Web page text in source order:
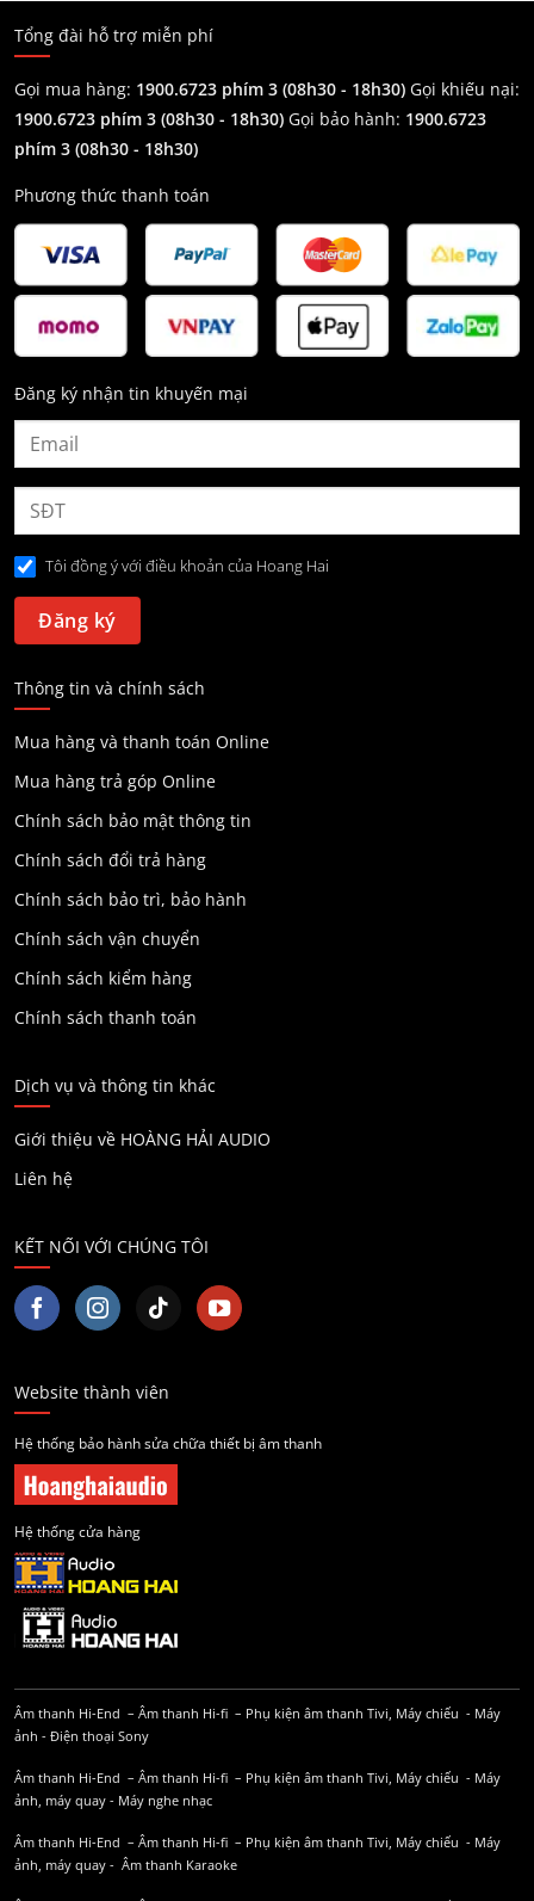
Tổng đài hỗ trợ miễn phí
Gọi mua hàng: 1900.6723 phím 3 (08h30 - 18h30) Gọi khiếu nại:
1900.6723 phím 3 (08h30 - 18h30) Gọi bảo hành: 1900.6723
phím 3 (08h30 - 18h30)
Phương thức thanh toán
Đăng ký nhận tin khuyến mại
Tôi đồng ý với điều khoản của Hoang Hai
Thông tin và chính sách
Mua hàng và thanh toán Online
Mua hàng trả góp Online
Chính sách bảo mật thông tin
Chính sách đổi trả hàng
Chính sách bảo trì, bảo hành
Chính sách vận chuyển
Chính sách kiểm hàng
Chính sách thanh toán
Dịch vụ và thông tin khác
Giới thiệu về HOÀNG HẢI AUDIO
Liên hệ
KẾT NỐI VỚI CHÚNG TÔI
Website thành viên
Hệ thống bảo hành sửa chữa thiết bị âm thanh
Hệ thống cửa hàng
Âm thanh Hi-End – Âm thanh Hi-fi – Phụ kiện âm thanh Tivi, Máy chiếu - Máy
ảnh - Điện thoại Sony
Âm thanh Hi-End – Âm thanh Hi-fi – Phụ kiện âm thanh Tivi, Máy chiếu - Máy
ảnh, máy quay - Máy nghe nhạc
Âm thanh Hi-End – Âm thanh Hi-fi – Phụ kiện âm thanh Tivi, Máy chiếu - Máy
ảnh, máy quay - Âm thanh Karaoke